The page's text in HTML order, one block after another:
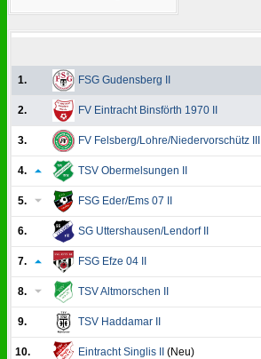
1. FSG Gudensberg II
2. FV Eintracht Binsförth 1970 II
3. FV Felsberg/Lohre/Niedervorschütz III
4. TSV Obermelsungen II
5. FSG Eder/Ems 07 II
6. SG Uttershausen/Lendorf II
7. FSG Efze 04 II
8. TSV Altmorschen II
9. TSV Haddamar II
10. Eintracht Singlis II (Neu)